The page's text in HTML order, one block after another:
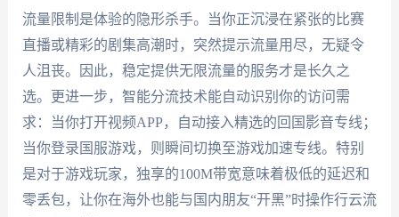
流量限制是体验的隐形杀手。当你正沉浸在紧张的比赛
直播或精彩的剧集高潮时，突然提示流量用尽，无疑令
人沮丧。因此，稳定提供无限流量的服务才是长久之
选。更进一步，智能分流技术能自动识别你的访问需
求：当你打开视频APP，自动接入精选的回国影音专线；
当你登录国服游戏，则瞬间切换至游戏加速专线。特别
是对于游戏玩家，独享的100M带宽意味着极低的延迟和
零丢包，让你在海外也能与国内朋友“开黑”时操作行云流